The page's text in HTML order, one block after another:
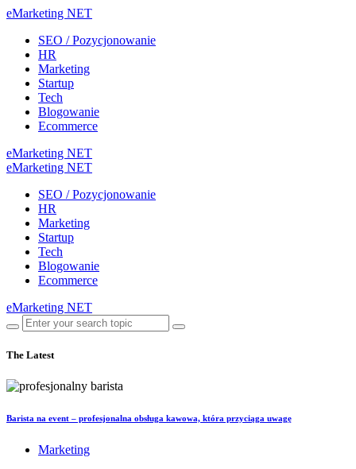
eMarketing NET
SEO / Pozycjonowanie
HR
Marketing
Startup
Tech
Blogowanie
Ecommerce
eMarketing NET
eMarketing NET
SEO / Pozycjonowanie
HR
Marketing
Startup
Tech
Blogowanie
Ecommerce
eMarketing NET
The Latest
Barista na event – profesjonalna obsługa kawowa, która przyciąga uwagę
Marketing